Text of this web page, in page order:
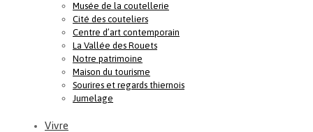
Musée de la coutellerie
Cité des couteliers
Centre d’art contemporain
La Vallée des Rouets
Notre patrimoine
Maison du tourisme
Sourires et regards thiernois
Jumelage
Vivre